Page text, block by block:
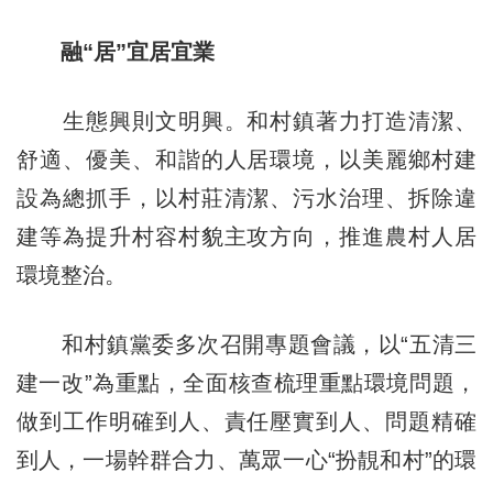
融“居”宜居宜業
生態興則文明興。和村鎮著力打造清潔、
舒適、優美、和諧的人居環境，以美麗鄉村建
設為總抓手，以村莊清潔、污水治理、拆除違
建等為提升村容村貌主攻方向，推進農村人居
環境整治。
和村鎮黨委多次召開專題會議，以“五清三
建一改”為重點，全面核查梳理重點環境問題，
做到工作明確到人、責任壓實到人、問題精確
到人，一場幹群合力、萬眾一心“扮靚和村”的環